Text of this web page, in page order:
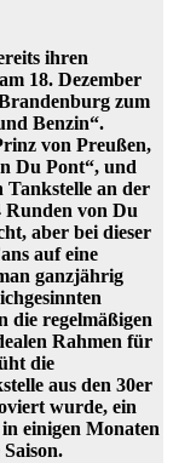
ihren
18. Dezember
zum
Benzin“.
von Preußen,
Du Pont“, und
Tankstelle an der
Runden von Du
aber bei dieser
auf eine
ganzjährig
die regelmäßigen
Rahmen für
die
aus den 30er
wurde, ein
einigen Monaten